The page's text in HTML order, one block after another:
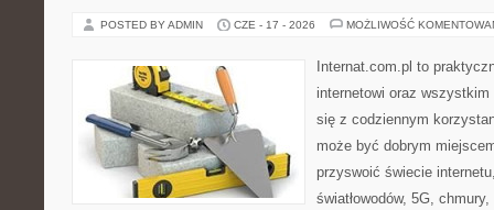
POSTED BY ADMIN CZE - 17 - 2026 MOŻLIWOŚĆ
Internat.com.pl to
internetowi oraz
się z codziennym
może być dobrym
przyswoić świecie
światłowodów, 5G,